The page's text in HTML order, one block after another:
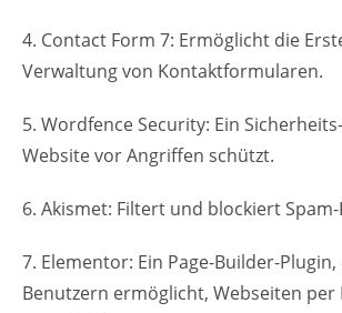
4. Contact Form 7: Ermöglicht die
Verwaltung von Kontaktformularen.
5. Wordfence Security: Ein
Website vor Angriffen schützt.
6. Akismet: Filtert und blockiert
7. Elementor: Ein Page-Builder-Plugin,
Benutzern ermöglicht, Webseiten per